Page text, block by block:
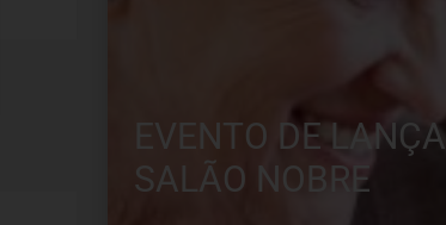
EVENTO DE
SALÃO NOBRE